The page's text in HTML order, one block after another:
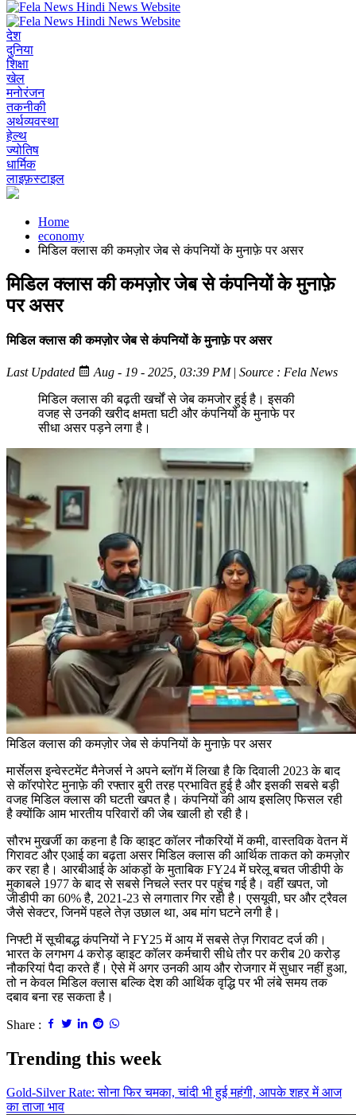
देश
दुनिया
शिक्षा
खेल
मनोरंजन
तकनीकी
अर्थव्यवस्था
हेल्थ
ज्योतिष
धार्मिक
लाइफ़स्टाइल
Home
economy
मिडिल क्लास की कमज़ोर जेब से कंपनियों के मुनाफ़े पर असर
मिडिल क्लास की कमज़ोर जेब से कंपनियों के मुनाफ़े
पर असर
मिडिल क्लास की कमज़ोर जेब से कंपनियों के मुनाफ़े पर असर
Last Updated Aug - 19 - 2025, 03:39 PM| Source : Fela News
मिडिल क्लास की बढ़ती खर्चों से जेब कमजोर हुई है। इसकी
वजह से उनकी खरीद क्षमता घटी और कंपनियों के मुनाफे पर
सीधा असर पड़ने लगा है।
मिडिल क्लास की कमज़ोर जेब से कंपनियों के मुनाफ़े पर असर
मार्सेलस इन्वेस्टमेंट मैनेजर्स ने अपने ब्लॉग में लिखा है कि दिवाली 2023 के बाद
से कॉरपोरेट मुनाफ़े की रफ्तार बुरी तरह प्रभावित हुई है और इसकी सबसे बड़ी
वजह मिडिल क्लास की घटती खपत है। कंपनियों की आय इसलिए फिसल रही
है क्योंकि आम भारतीय परिवारों की जेब खाली हो रही है।
सौरभ मुखर्जी का कहना है कि व्हाइट कॉलर नौकरियों में कमी, वास्तविक वेतन में
गिरावट और एआई का बढ़ता असर मिडिल क्लास की आर्थिक ताकत को कमज़ोर
कर रहा है। आरबीआई के आंकड़ों के मुताबिक FY24 में घरेलू बचत जीडीपी के
मुकाबले 1977 के बाद से सबसे निचले स्तर पर पहुंच गई है। वहीं खपत, जो
जीडीपी का 60% है, 2021-23 से लगातार गिर रही है। एसयूवी, घर और ट्रैवल
जैसे सेक्टर, जिनमें पहले तेज़ उछाल था, अब मांग घटने लगी है।
निफ्टी में सूचीबद्ध कंपनियों ने FY25 में आय में सबसे तेज़ गिरावट दर्ज की।
भारत के लगभग 4 करोड़ व्हाइट कॉलर कर्मचारी सीधे तौर पर करीब 20 करोड़
नौकरियां पैदा करते हैं। ऐसे में अगर उनकी आय और रोजगार में सुधार नहीं हुआ,
तो न केवल मिडिल क्लास बल्कि देश की आर्थिक वृद्धि पर भी लंबे समय तक
दबाव बना रह सकता है।
Share :
Trending this week
Gold-Silver Rate: सोना फिर चमका, चांदी भी हुई महंगी, आपके शहर में आज
का ताजा भाव